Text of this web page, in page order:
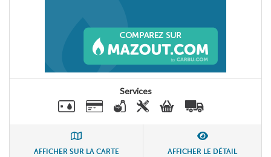
Services
AFFICHER SUR LA CARTE AFFICHER LE DÉTAIL